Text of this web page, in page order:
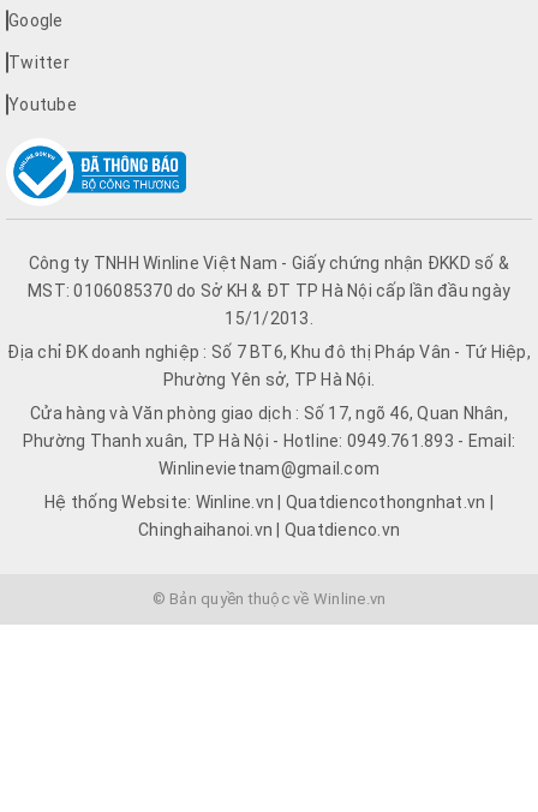
Google
Twitter
Youtube
Công ty TNHH Winline Việt Nam - Giấy chứng nhận ĐKKD số &
MST: 0106085370 do Sở KH & ĐT TP Hà Nội cấp lần đầu ngày
15/1/2013.
Địa chỉ ĐK doanh nghiệp : Số 7 BT6, Khu đô thị Pháp Vân - Tứ Hiệp,
Phường Yên sở, TP Hà Nội.
Cửa hàng và Văn phòng giao dịch : Số 17, ngõ 46, Quan Nhân,
Phường Thanh xuân, TP Hà Nội - Hotline: 0949.761.893 - Email:
Winlinevietnam@gmail.com
Hệ thống Website: Winline.vn | Quatdiencothongnhat.vn |
Chinghaihanoi.vn | Quatdienco.vn
© Bản quyền thuộc về Winline.vn